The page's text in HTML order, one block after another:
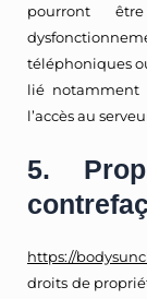
pourront
téléphoniques
lié notamment
l’accès au
5.
https://
droits de